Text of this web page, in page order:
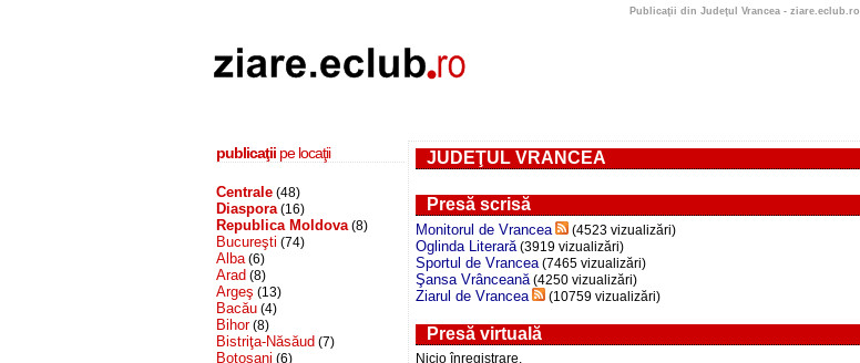
Publicaţii din Judeţul Vrancea - ziare.eclub.ro
publicaţii pe locaţii
Centrale (48)
Diaspora (16)
Republica Moldova (8)
Bucureşti (74)
Alba (6)
Arad (8)
Argeş (13)
Bacău (4)
Bihor(8)
Bistriţa-Năsăud (7)
Botoşani (6)
JUDEŢUL VRANCEA
Presă scrisă
Monitorul de Vrancea (4523 vizualizări)
Oglinda Literară(3919 vizualizări)
Sportul de Vrancea(7465 vizualizări)
Şansa Vrânceană(4250 vizualizări)
Ziarul de Vrancea (10759 vizualizări)
Presă virtuală
Nicio înregistrare.